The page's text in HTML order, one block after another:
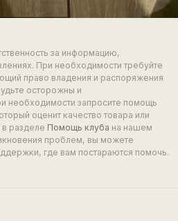
за информацию,
При необходимости требуйте
право владения и распоряжения
осторожны и
необходимости запросите помощь
оценит качество товара или
разделе Помощь клуба на нашем
проблем, вы можете
где вам постараются помочь.